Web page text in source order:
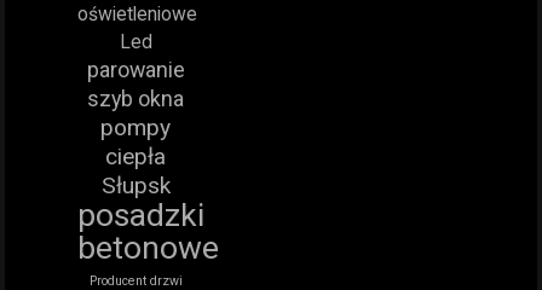
oświetleniowe
Led
parowanie
szyb okna
pompy
ciepła
Słupsk
posadzki
betonowe
Producent drzwi